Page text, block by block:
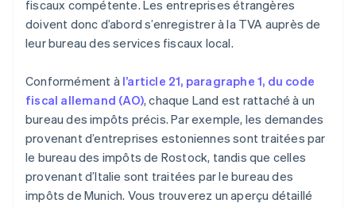
fiscaux compétente. Les entreprises étrangères
doivent donc d’abord s’enregistrer à la TVA auprès de
leur bureau des services fiscaux local.
Conformément à l’article 21, paragraphe 1, du code
fiscal allemand (AO), chaque Land est rattaché à un
bureau des impôts précis. Par exemple, les demandes
provenant d’entreprises estoniennes sont traitées par
le bureau des impôts de Rostock, tandis que celles
provenant d’Italie sont traitées par le bureau des
impôts de Munich. Vous trouverez un aperçu détaillé